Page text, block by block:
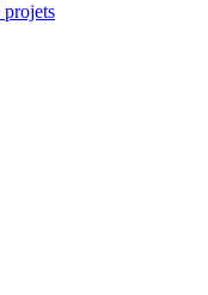
projets